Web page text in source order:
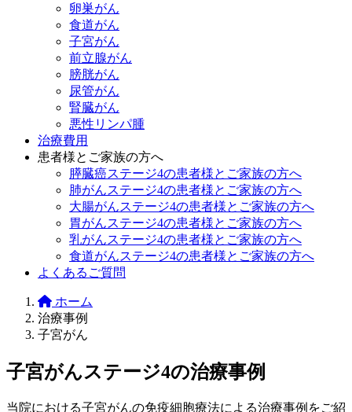
卵巣がん
食道がん
子宮がん
前立腺がん
膀胱がん
尿管がん
腎臓がん
悪性リンパ腫
治療費用
患者様とご家族の方へ
膵臓癌ステージ4の患者様とご家族の方へ
肺がんステージ4の患者様とご家族の方へ
大腸がんステージ4の患者様とご家族の方へ
胃がんステージ4の患者様とご家族の方へ
乳がんステージ4の患者様とご家族の方へ
食道がんステージ4の患者様とご家族の方へ
よくあるご質問
ホーム
治療事例
子宮がん
子宮がんステージ4の治療事例
当院における子宮がんの免疫細胞療法による治療事例をご紹